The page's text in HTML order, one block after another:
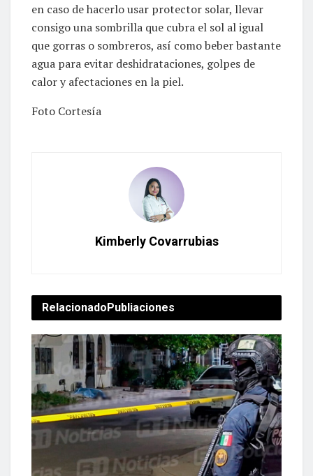
en caso de hacerlo usar protector solar, llevar
consigo una sombrilla que cubra el sol al igual
que gorras o sombreros, así como beber bastante
agua para evitar deshidrataciones, golpes de
calor y afectaciones en la piel.
Foto Cortesía
Kimberly Covarrubias
RelacionadoPubliaciones